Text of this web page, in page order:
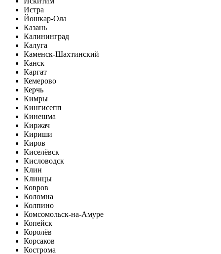
Истра
Йошкар-Ола
Казань
Калининград
Калуга
Каменск-Шахтинский
Канск
Каргат
Кемерово
Керчь
Кимры
Кингисепп
Кинешма
Киржач
Кириши
Киров
Киселёвск
Кисловодск
Клин
Клинцы
Ковров
Коломна
Колпино
Комсомольск-на-Амуре
Копейск
Королёв
Корсаков
Кострома